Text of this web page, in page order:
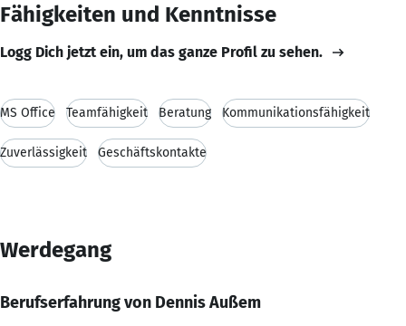
Fähigkeiten und Kenntnisse
Logg Dich jetzt ein, um das ganze Profil zu sehen.
MS Office Teamfähigkeit Beratung Kommunikationsfähigkeit
Zuverlässigkeit Geschäftskontakte
Werdegang
Berufserfahrung von Dennis Außem